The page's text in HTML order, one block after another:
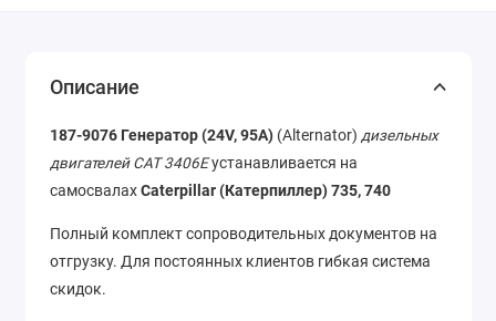
Описание
187-9076 Генератор (24V, 95A) (Alternator) дизельных
двигателей CAT 3406Eустанавливается на
самосвалахCaterpillar (Катерпиллер) 735, 740
Полный комплект сопроводительных документов на
отгрузку. Для постоянных клиентов гибкая система
скидок.